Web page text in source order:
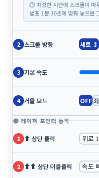
⏱ 지정한 시간에 스크롤이 마
발표 1분 30초에 맞춰 놓으면
2 스크롤 방향 세로 ↕
3 기본 속도
4 거울 모드 OFF
🔴 레이저 포인터 동작
1 ⬆ 상단 클릭
2 ⬆⬆ 상단 더블클릭
JJG
계산기
증빙
9